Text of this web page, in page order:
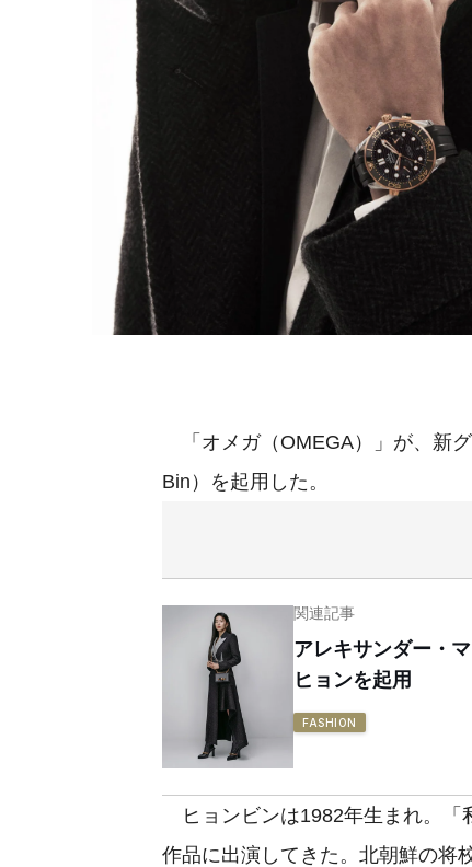
「オメガ（OMEGA）」が、新
Bin）を起用した。
関連記事
アレキサンダー・
ヒョンを起用
FASHION
ヒョンビンは1982年生まれ。「
作品に出演してきた。北朝鮮の将